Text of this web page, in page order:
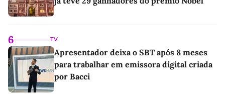
6 TV
Apresentador deixa o SBT após 8 meses
para trabalhar em emissora digital criada
por Bacci